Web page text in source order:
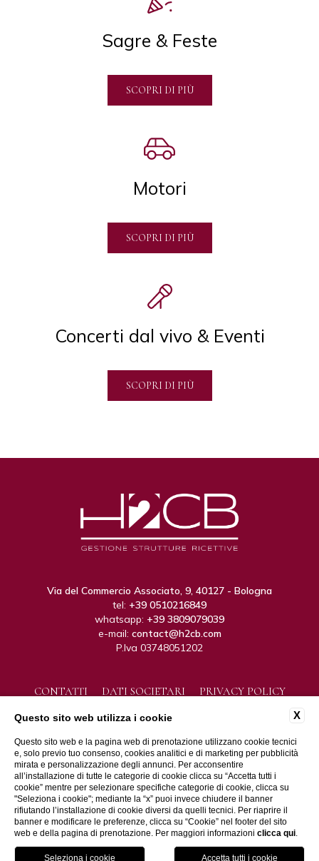
Sagre & Feste
SCOPRI DI PIÙ
Motori
SCOPRI DI PIÙ
Concerti dal vivo & Eventi
SCOPRI DI PIÙ
Via del Commercio Associato, 9, 40127 - Bologna
tel: +39 0510216849
whatsapp: +39 3809079039
e-mail: contact@h2cb.com
P.Iva 03748051202
CONTATTI DATI SOCIETARI
PRIVACY POLICY
WEBSITE BY BLASTNESS
X
Questo sito web utilizza i cookie
Questo sito web e la pagina web di prenotazione utilizzano cookie tecnici
e, solo previo tuo consenso, cookies analitici e di marketing per pubblicità
mirata e personalizzazione degli annunci. Per acconsentire
all’installazione di tutte le categorie di cookie clicca su “Accetta tutti i
cookie” mentre per selezionare specifiche categorie di cookie, clicca su
"Seleziona i cookie"; mediante la “x” puoi invece chiudere il banner
rifiutando l’installazione di cookie diversi da quelli tecnici. Per riaprire il
banner e modificare le preferenze, clicca su “Cookie” nel footer del sito
web e della pagina di prenotazione. Per maggiori informazioni clicca qui.